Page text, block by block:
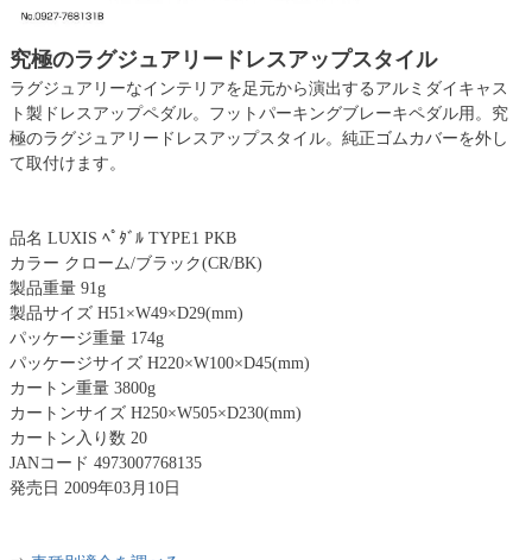
究極のラグジュアリードレスアップスタイル
ラグジュアリーなインテリアを足元から演出するアルミダイキャス
ト製ドレスアップペダル。フットパーキングブレーキペダル用。究
極のラグジュアリードレスアップスタイル。純正ゴムカバーを外し
て取付けます。
品名 LUXIS ﾍﾟﾀﾞﾙ TYPE1 PKB
カラー クローム/ブラック(CR/BK)
製品重量 91g
製品サイズ H51×W49×D29(mm)
パッケージ重量 174g
パッケージサイズ H220×W100×D45(mm)
カートン重量 3800g
カートンサイズ H250×W505×D230(mm)
カートン入り数 20
JANコード 4973007768135
発売日 2009年03月10日